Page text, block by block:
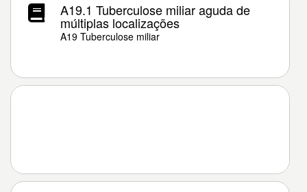
A19.1 Tuberculose miliar aguda de
múltiplas localizações
A19 Tuberculose miliar